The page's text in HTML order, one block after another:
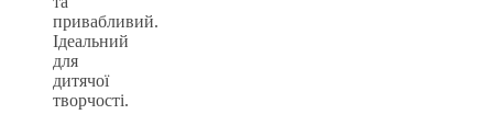
привабливий.
Ідеальний
для
дитячої
творчості.